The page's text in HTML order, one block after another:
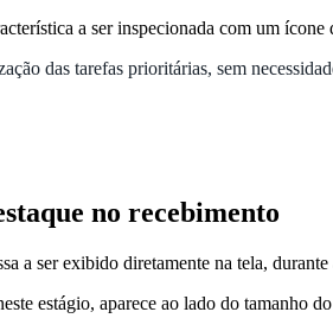
a ser inspecionada com um
das tarefas prioritárias, sem
no recebimento
a ser exibido diretamente na tela,
estágio, aparece ao lado do tamanho